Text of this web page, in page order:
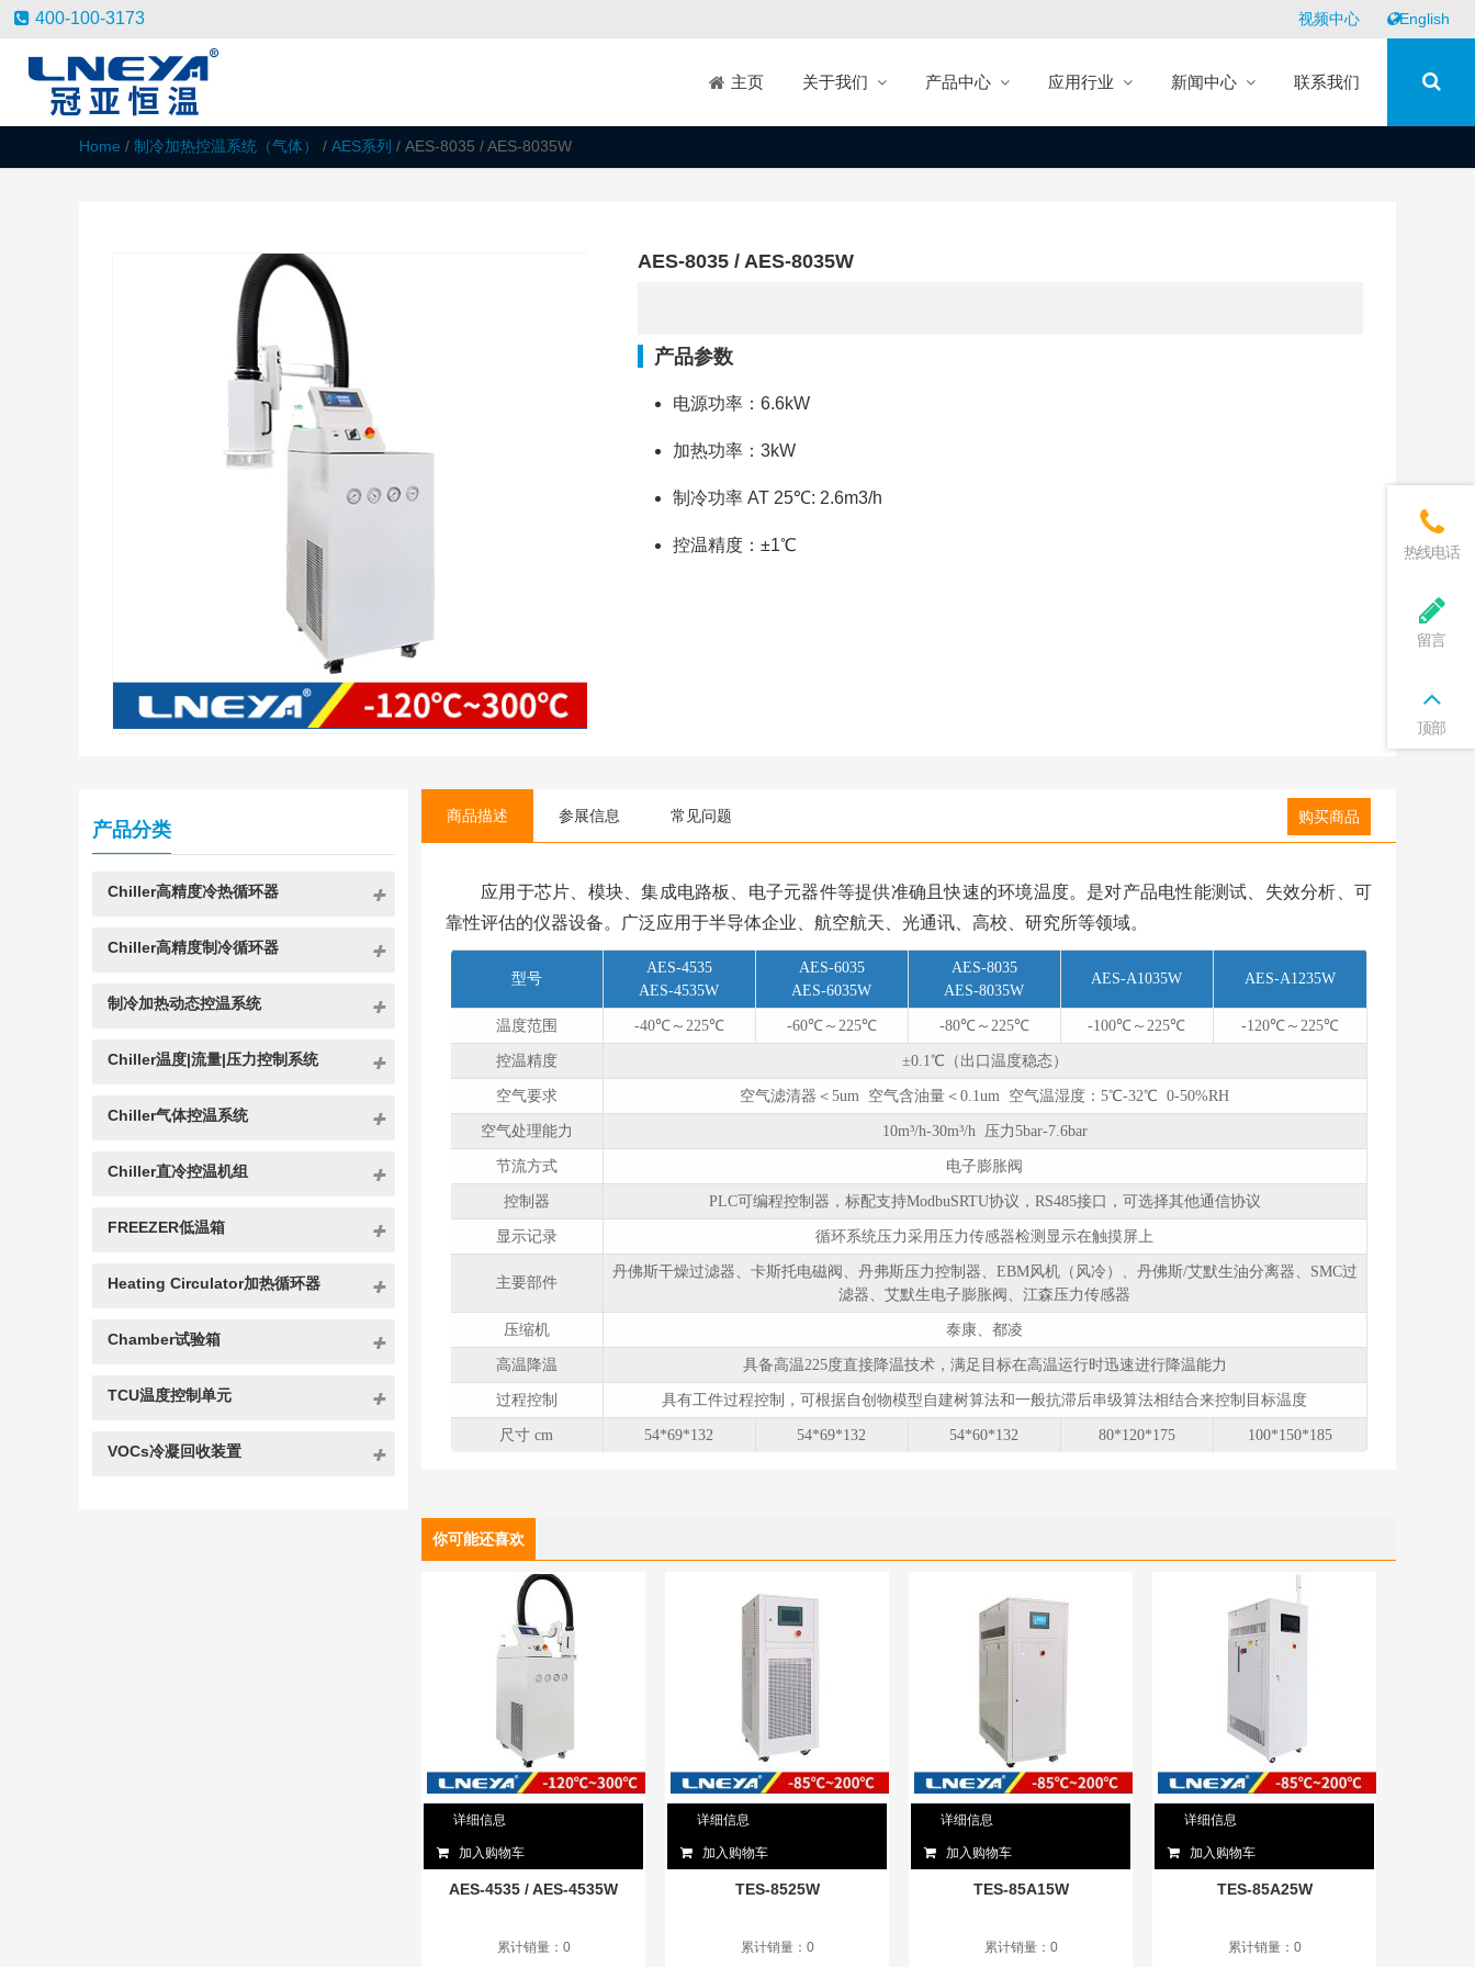
400-100-3173 视频中心 English
主页 关于我们 产品中心 应用行业 新闻中心 联系我们
Home / 制冷加热控温系统（气体） / AES系列 / AES-8035 / AES-8035W
AES-8035 / AES-8035W
产品参数
电源功率：6.6kW
加热功率：3kW
制冷功率 AT 25℃: 2.6m3/h
控温精度：±1℃
商品描述 参展信息 常见问题 购买商品
应用于芯片、模块、集成电路板、电子元器件等提供准确且快速的环境温度。是对产品电性能测试、失效分析、可
靠性评估的仪器设备。广泛应用于半导体企业、航空航天、光通讯、高校、研究所等领域。
型号
AES-4535
AES-4535W
AES-6035
AES-6035W
AES-8035
AES-8035W
AES-A1035W AES-A1235W
温度范围 -40℃～225℃ -60℃～225℃ -80℃～225℃ -100℃～225℃ -120℃～225℃
控温精度 ±0.1℃（出口温度稳态）
空气要求 空气滤清器＜5um 空气含油量＜0.1um 空气温湿度：5℃-32℃ 0-50%RH
空气处理能力 10m³/h-30m³/h 压力5bar-7.6bar
节流方式 电子膨胀阀
控制器 PLC可编程控制器，标配支持ModbuSRTU协议，RS485接口，可选择其他通信协议
显示记录 循环系统压力采用压力传感器检测显示在触摸屏上
主要部件
丹佛斯干燥过滤器、卡斯托电磁阀、丹弗斯压力控制器、EBM风机（风冷）、丹佛斯/艾默生油分离器、SMC过
滤器、艾默生电子膨胀阀、江森压力传感器
压缩机 泰康、都凌
高温降温 具备高温225度直接降温技术，满足目标在高温运行时迅速进行降温能力
过程控制 具有工件过程控制，可根据自创物模型自建树算法和一般抗滞后串级算法相结合来控制目标温度
尺寸 cm 54*69*132 54*69*132 54*60*132 80*120*175 100*150*185
你可能还喜欢
详细信息
加入购物车
AES-4535 / AES-4535W
累计销量：0
详细信息
加入购物车
TES-8525W
累计销量：0
详细信息
加入购物车
TES-85A15W
累计销量：0
详细信息
加入购物车
TES-85A25W
累计销量：0
产品分类
Chiller高精度冷热循环器
Chiller高精度制冷循环器
制冷加热动态控温系统
Chiller温度|流量|压力控制系统
Chiller气体控温系统
Chiller直冷控温机组
FREEZER低温箱
Heating Circulator加热循环器
Chamber试验箱
TCU温度控制单元
VOCs冷凝回收装置
热线电话
留言
顶部